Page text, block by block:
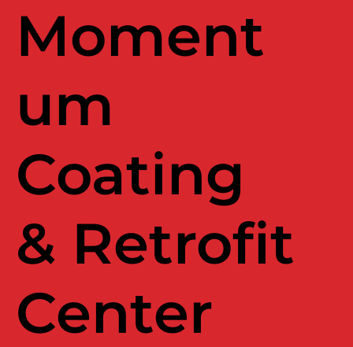
Moment
um
Coating
& Retrofit
Center